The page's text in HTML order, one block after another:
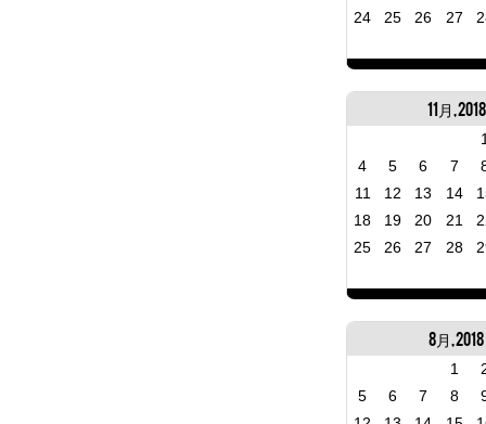
24
25 26 27
11月, 2018
4
5 6 7
11
12 13 14
18
19 20 21
25
26 27 28
8月, 2018
1
5
6 7 8